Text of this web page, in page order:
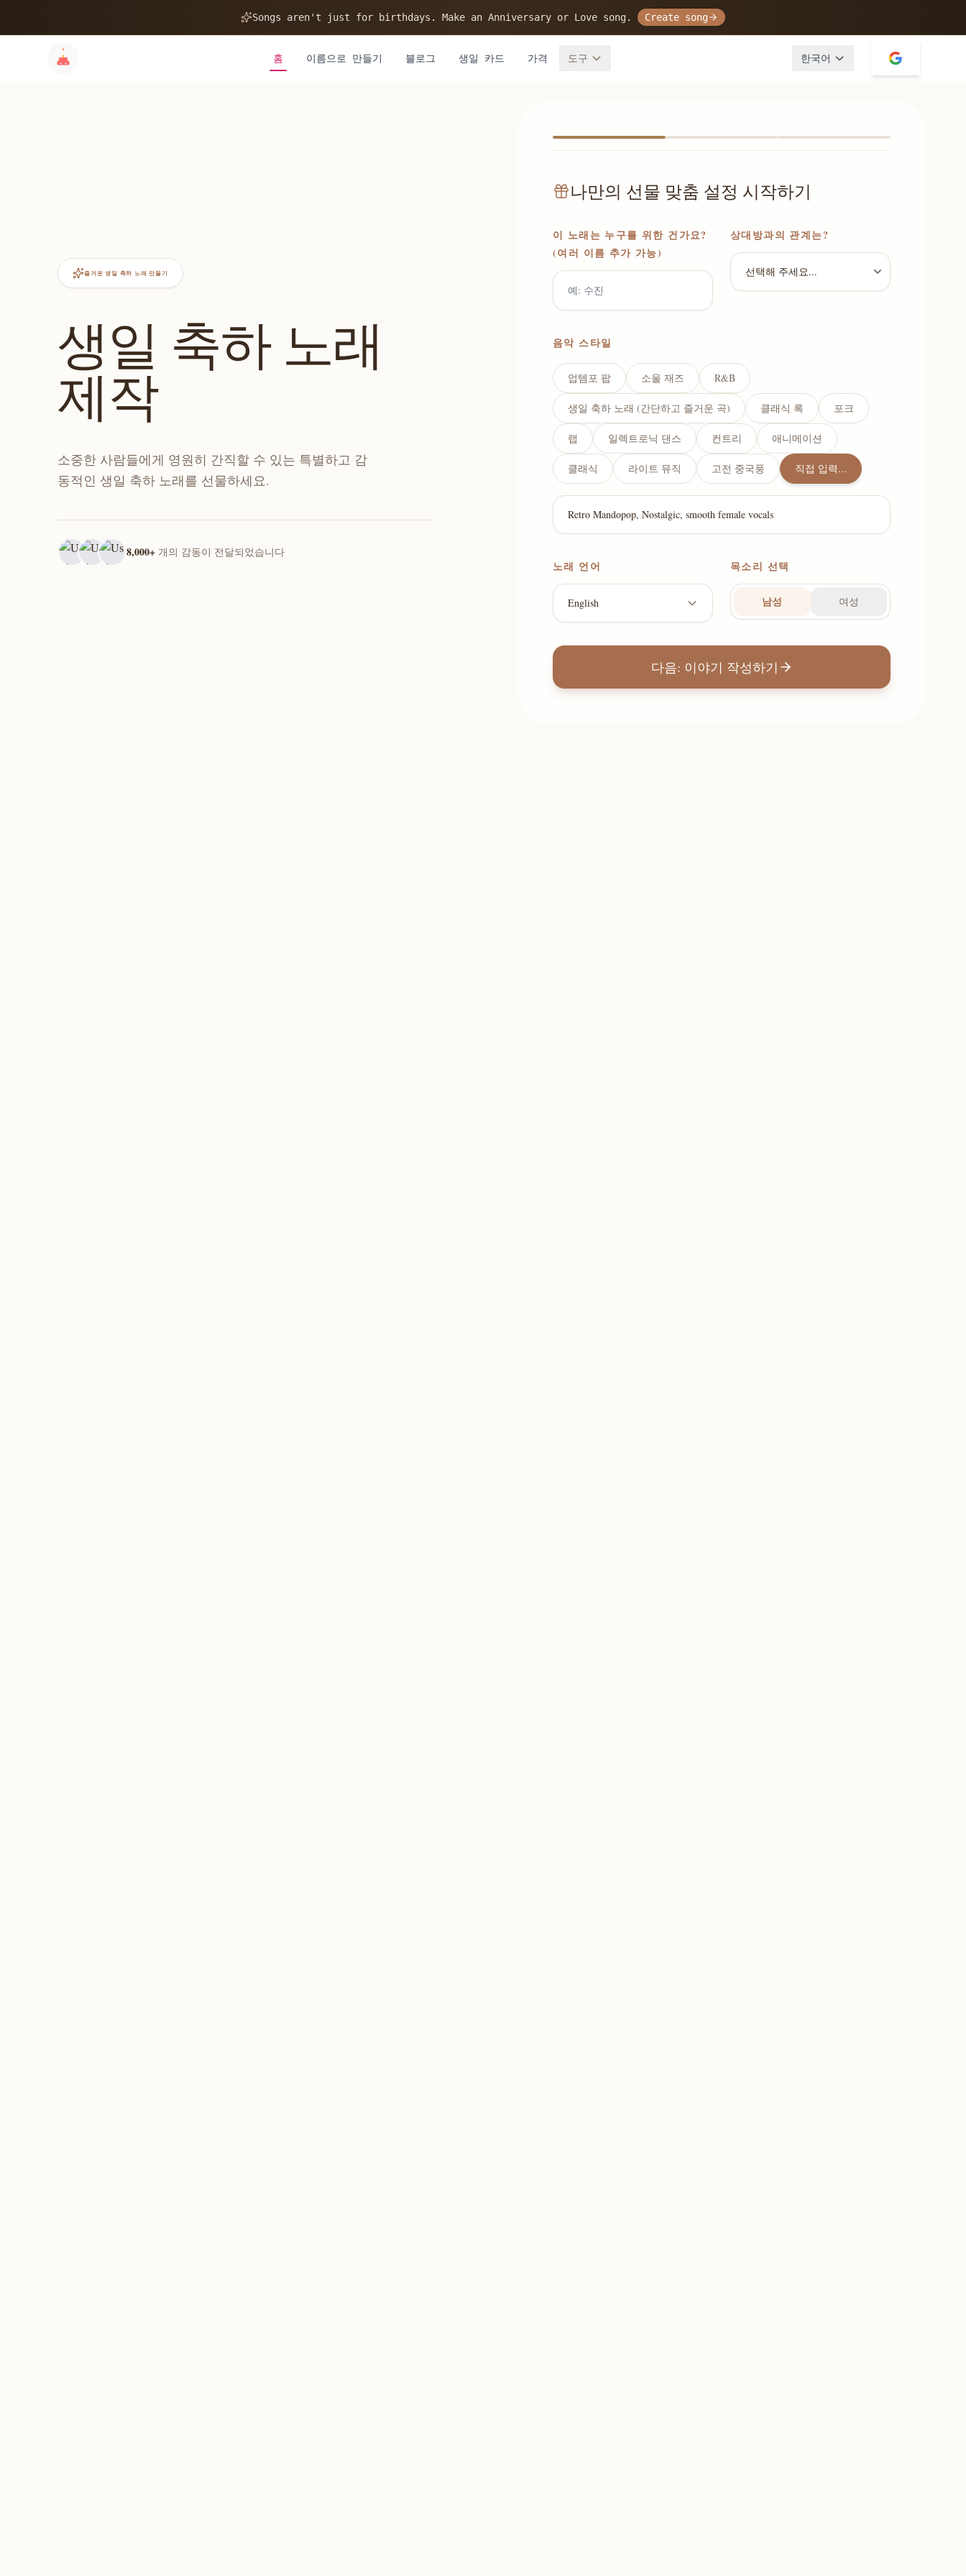
Songs aren't just for birthdays. Make an Anniversary or Love song. Create song
홈 이름으로 만들기 블로그 생일 카드 가격 도구 한국어
즐거운 생일 축하 노래 만들기
생일 축하 노래
제작
소중한 사람들에게 영원히 간직할 수 있는 특별하고 감
동적인 생일 축하 노래를 선물하세요.
8,000+ 개의 감동이 전달되었습니다
나만의 선물 맞춤 설정 시작하기
이 노래는 누구를 위한 건가요?
(여러 이름 추가 가능)
상대방과의 관계는?
음악 스타일
업템포 팝 소울 재즈 R&B
생일 축하 노래 (간단하고 즐거운 곡) 클래식 록 포크
랩 일렉트로닉 댄스 컨트리 애니메이션
클래식 라이트 뮤직 고전 중국풍 직접 입력...
노래 언어
English
목소리 선택
남성 여성
다음: 이야기 작성하기